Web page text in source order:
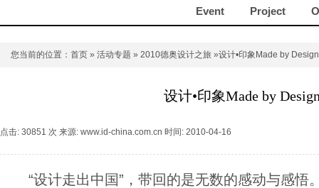
Event Project
您当前的位置： 首页 » 活动专题 » 2010德奥设计之旅 »设计•印象Made by Design
设计•印象Made by
点击: 30851 次 来源: www.id-china.com.cn 时间: 2010-04-16
“设计走出中国”，带回的是无数的感动与感悟